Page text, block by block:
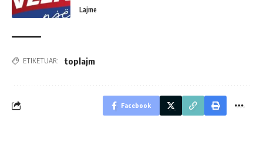
Lajme
ETIKETUAR: toplajm
Facebook